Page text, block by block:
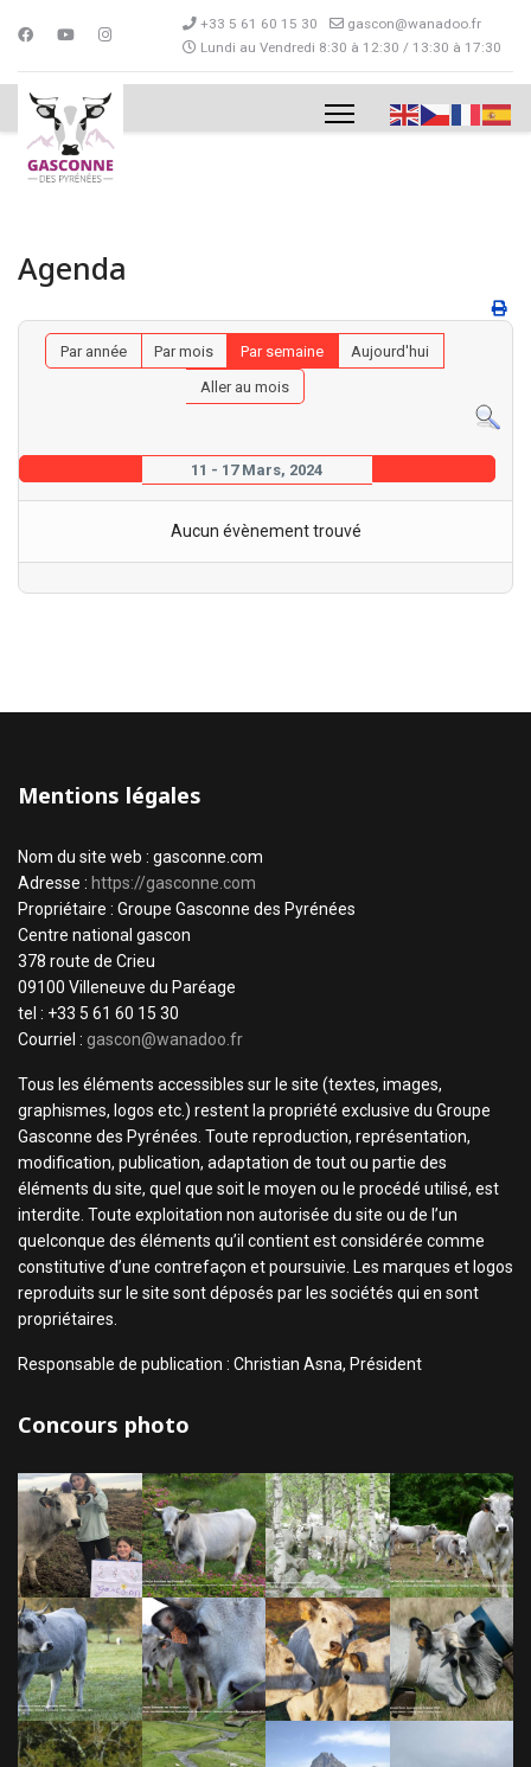
+33 5 61 60 15 30
gascon@wanadoo.fr
Lundi au Vendredi 8:30 à 12:30 / 13:30 à 17:30
Agenda
Par année Par mois Par semaine
Aujourd'hui
Aller au mois
11 - 17 Mars, 2024
Aucun évènement trouvé
Mentions légales
Nom du site web : gasconne.com
Adresse : https://gasconne.com
Propriétaire : Groupe Gasconne des Pyrénées
Centre national gascon
378 route de Crieu
09100 Villeneuve du Paréage
tel : +33 5 61 60 15 30
Courriel : gascon@wanadoo.fr
Tous les éléments accessibles sur le site (textes, images,
graphismes, logos etc.) restent la propriété exclusive du Groupe
Gasconne des Pyrénées. Toute reproduction, représentation,
modification, publication, adaptation de tout ou partie des
éléments du site, quel que soit le moyen ou le procédé utilisé, est
interdite. Toute exploitation non autorisée du site ou de l’un
quelconque des éléments qu’il contient est considérée comme
constitutive d’une contrefaçon et poursuivie. Les marques et logos
reproduits sur le site sont déposés par les sociétés qui en sont
propriétaires.
Responsable de publication : Christian Asna, Président
Concours photo